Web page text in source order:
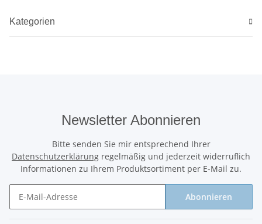
Kategorien
Newsletter Abonnieren
Bitte senden Sie mir entsprechend Ihrer
Datenschutzerklärung regelmäßig und jederzeit widerruflich
Informationen zu Ihrem Produktsortiment per E-Mail zu.
Abonnieren